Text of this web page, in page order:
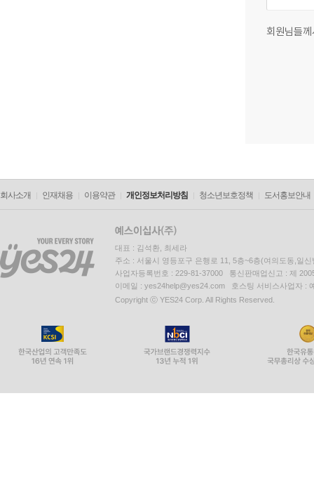
회원님들
회사소개 인재채용 이용약관 개인정보처리방침 청소년보호정책 도서홍보안내
대표 : 김석환, 최세라
주소 : 서울시 영등포구 은행로 11, 5층~6층(여의도동,일신
사업자등록번호 : 229-81-37000 통신판매업신고 : 제
이메일 : yes24help@yes24.com 호스팅 서비스사업자 :
Copyright ⓒ YES24 Corp. All Rights Reserved.